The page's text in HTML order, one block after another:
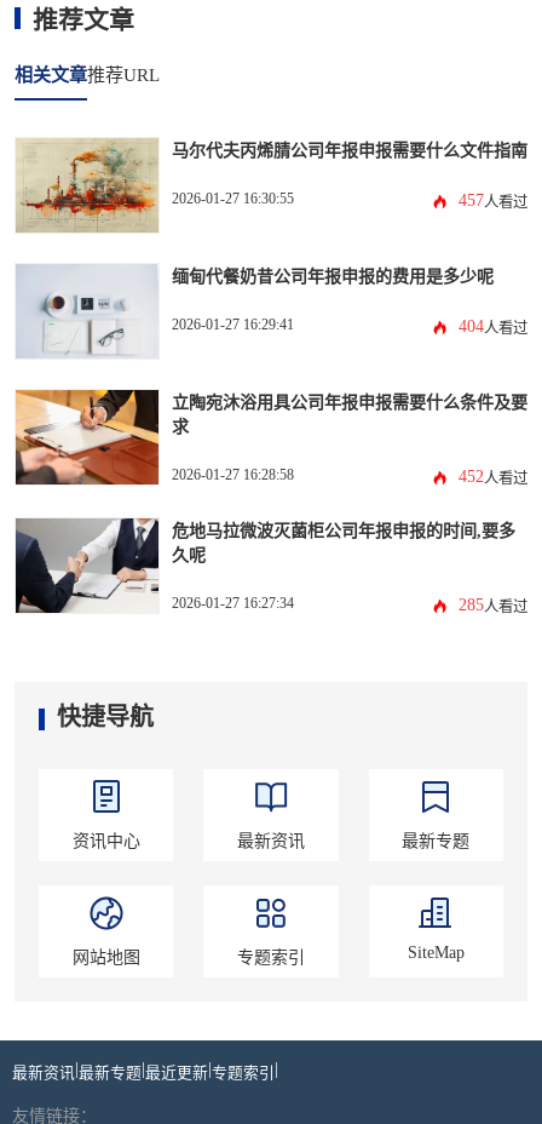
推荐文章
相关文章推荐URL
马尔代夫丙烯腈公司年报申报需要什么文件指南
2026-01-27 16:30:55 457人看过
缅甸代餐奶昔公司年报申报的费用是多少呢
2026-01-27 16:29:41 404人看过
立陶宛沐浴用具公司年报申报需要什么条件及要
求
2026-01-27 16:28:58 452人看过
危地马拉微波灭菌柜公司年报申报的时间,要多
久呢
2026-01-27 16:27:34 285人看过
快捷导航
资讯中心 最新资讯 最新专题
网站地图 专题索引 SiteMap
最新资讯 最新专题 最近更新 专题索引
友情链接：